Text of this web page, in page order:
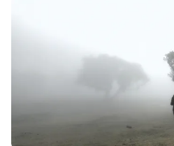
turystów tylko przez nie